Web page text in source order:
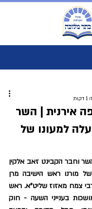
אירנית | השר
למעונו של